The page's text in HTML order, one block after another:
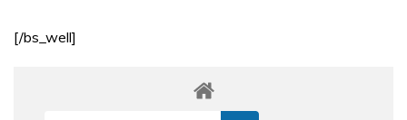
[/bs_well]